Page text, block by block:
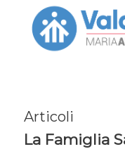
Articoli
La Famiglia